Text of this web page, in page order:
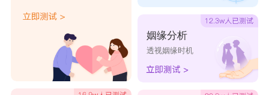
谈一场不分手的恋爱，你需要
理解水瓶的三观。水瓶座对世界比其他
有更多
的思考，他们会建立起一套自己的三观，如果你不
能理解不能接受，早晚得分手。
姻缘分析
透视姻缘时机